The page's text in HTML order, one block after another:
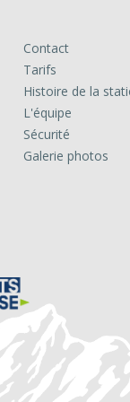
Contact
Tarifs
Histoire de la
L'équipe
Sécurité
Galerie photos